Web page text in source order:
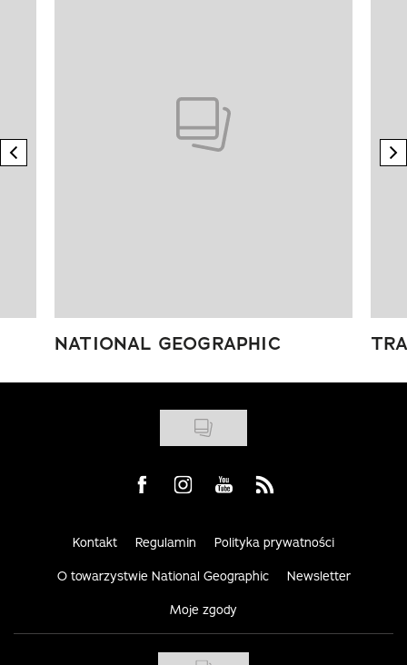
previous element
NATIONAL GEOGRAPHIC
Visit us on Facebook
Visit us on Instagram
Visit us on Youtube
Visit us on Rss
Kontakt Regulamin Polityka prywatności
O towarzystwie National Geographic Newsletter
Moje zgody